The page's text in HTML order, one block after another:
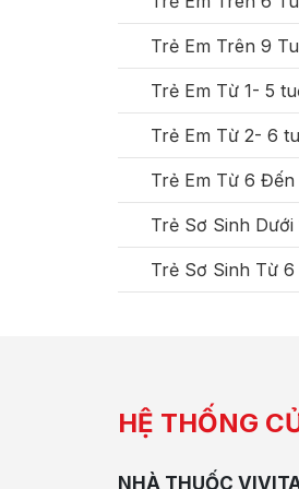
Trẻ Em Trên 9
Trẻ Em Từ 1- 5
Trẻ Em Từ 2- 6
Trẻ Em Từ 6 Đến
Trẻ Sơ Sinh Dưới
Trẻ Sơ Sinh Từ
HỆ THỐNG
NHÀ THUỐC